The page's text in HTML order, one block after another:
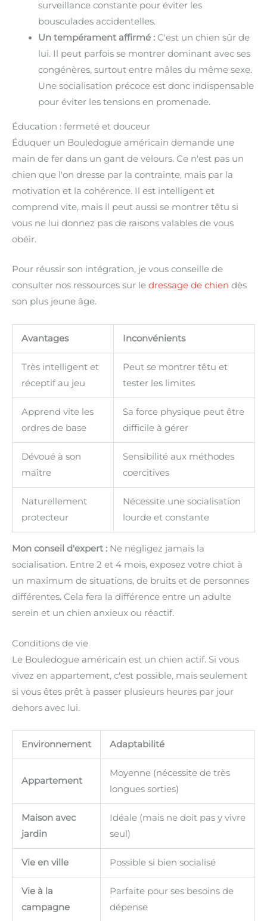
surveillance constante pour éviter les
bousculades accidentelles.
Un tempérament affirmé :C'est un chien sûr de
lui. Il peut parfois se montrer dominant avec ses
congénères, surtout entre mâles du même sexe.
Une socialisation précoce est donc indispensable
pour éviter les tensions en promenade.
Éducation : fermeté et douceur
Éduquer un Bouledogue américain demande une
main de fer dans un gant de velours. Ce n'est pas un
chien que l'on dresse par la contrainte, mais par la
motivation et la cohérence. Il est intelligent et
comprend vite, mais il peut aussi se montrer têtu si
vous ne lui donnez pas de raisons valables de vous
obéir.
Pour réussir son intégration, je vous conseille de
consulter nos ressources sur le dressage de chien dès
son plus jeune âge.
Avantages Inconvénients
Très intelligent et
réceptif au jeu
Peut se montrer têtu et
tester les limites
Apprend vite les
ordres de base
Sa force physique peut être
difficile à gérer
Dévoué à son
maître
Sensibilité aux méthodes
coercitives
Naturellement
protecteur
Nécessite une socialisation
lourde et constante
Mon conseil d'expert : Ne négligez jamais la
socialisation. Entre 2 et 4 mois, exposez votre chiot à
un maximum de situations, de bruits et de personnes
différentes. Cela fera la différence entre un adulte
serein et un chien anxieux ou réactif.
Conditions de vie
Le Bouledogue américain est un chien actif. Si vous
vivez en appartement, c'est possible, mais seulement
si vous êtes prêt à passer plusieurs heures par jour
dehors avec lui.
Environnement Adaptabilité
Appartement
Moyenne (nécessite de très
longues sorties)
Maison avec
jardin
Idéale (mais ne doit pas y vivre
seul)
Vie en ville Possible si bien socialisé
Vie à la
campagne
Parfaite pour ses besoins de
dépense